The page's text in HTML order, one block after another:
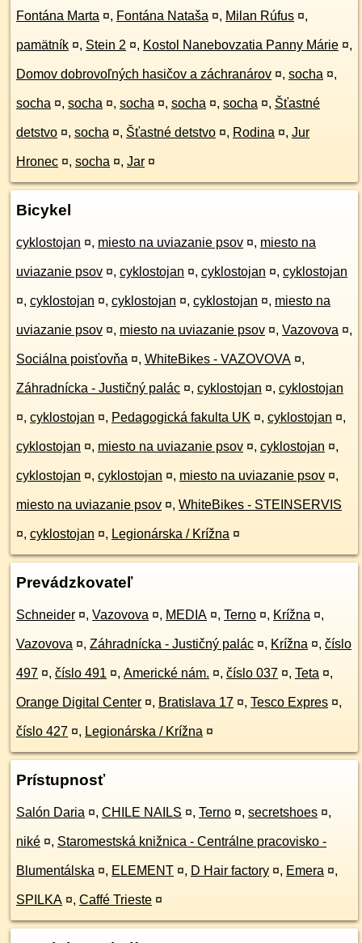
Fontána Marta ¤, Fontána Nataša ¤, Milan Rúfus ¤,
pamätník ¤, Stein 2 ¤, Kostol Nanebovzatia Panny Márie ¤,
Domov dobrovoľných hasičov a záchranárov ¤, socha ¤,
socha ¤, socha ¤, socha ¤, socha ¤, socha ¤, Šťastné
detstvo ¤, socha ¤, Šťastné detstvo ¤, Rodina ¤, Jur
Hronec ¤, socha ¤, Jar ¤
Bicykel
cyklostojan ¤, miesto na uviazanie psov ¤, miesto na
uviazanie psov ¤, cyklostojan ¤, cyklostojan ¤, cyklostojan
¤, cyklostojan ¤, cyklostojan ¤, cyklostojan ¤, miesto na
uviazanie psov ¤, miesto na uviazanie psov ¤, Vazovova ¤,
Sociálna poisťovňa ¤, WhiteBikes - VAZOVOVA ¤,
Záhradnícka - Justičný palác ¤, cyklostojan ¤, cyklostojan
¤, cyklostojan ¤, Pedagogická fakulta UK ¤, cyklostojan ¤,
cyklostojan ¤, miesto na uviazanie psov ¤, cyklostojan ¤,
cyklostojan ¤, cyklostojan ¤, miesto na uviazanie psov ¤,
miesto na uviazanie psov ¤, WhiteBikes - STEINSERVIS
¤, cyklostojan ¤, Legionárska / Krížna ¤
Prevádzkovateľ
Schneider ¤, Vazovova ¤, MEDIA ¤, Terno ¤, Krížna ¤,
Vazovova ¤, Záhradnícka - Justičný palác ¤, Krížna ¤, číslo
497 ¤, číslo 491 ¤, Americké nám. ¤, číslo 037 ¤, Teta ¤,
Orange Digital Center ¤, Bratislava 17 ¤, Tesco Expres ¤,
číslo 427 ¤, Legionárska / Krížna ¤
Prístupnosť
Salón Daria ¤, CHILE NAILS ¤, Terno ¤, secretshoes ¤,
niké ¤, Staromestská knižnica - Centrálne pracovisko -
Blumentálska ¤, ELEMENT ¤, D Hair factory ¤, Emera ¤,
SPILKA ¤, Caffé Trieste ¤